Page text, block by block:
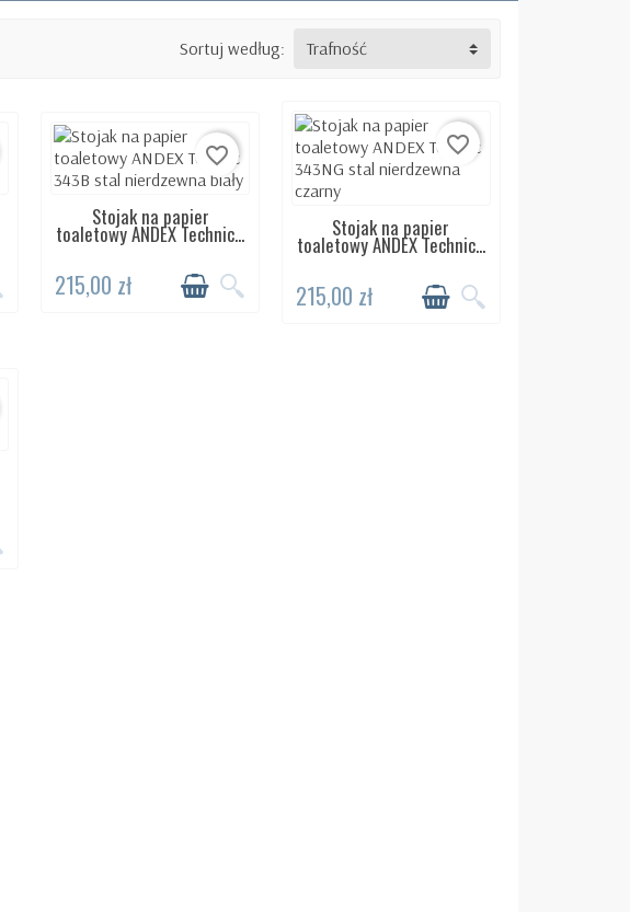
Sortuj według: Trafność
DOSTĘPNY 24H
favorite_border
Stojak na papier
toaletowy ANDEX Technic...
215,00 zł
DOSTĘPNY 24H
favorite_border
Stojak na papier
toaletowy ANDEX Technic...
215,00 zł